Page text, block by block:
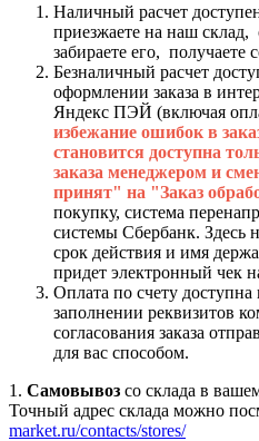
Наличный расчет
приезжаете на наш склад,
забираете его,
Безналичный расчет
оформлении заказа в
Яндекс ПЭЙ (включая
избежание ошибок в
становится доступна
заказа менеджером и
принят" на "Заказ
покупку, система
системы Сбербанк. Здесь
срок действия и имя
придет электронный чек
Оплата по счету
заполнении реквизитов
согласования заказа
для вас способом.
1. Самовывоз со склада в
Точный адрес склада можно
market.ru/contacts/stores/